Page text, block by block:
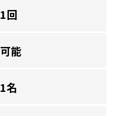
1回
可能
1名